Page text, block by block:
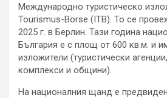
Международно туристическо
Tourismus-Börse (ITB). То се
2025 г. в Берлин. Тази година
България е с площ от 600 кв.м. и
изложители (туристически
комплекси и общини).
На националния щанд е